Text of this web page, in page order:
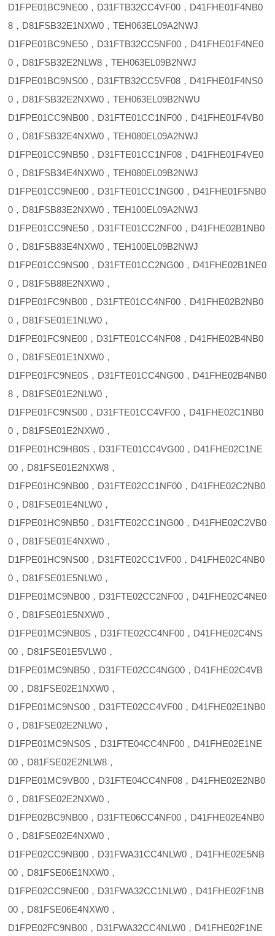
D1FPE01BC9NE00，D31FTB32CC4VF00，D41FHE01F4NB0
8，D81FSB32E1NXW0，TEH063EL09A2NWJ
D1FPE01BC9NE50，D31FTB32CC5NF00，D41FHE01F4NE0
0，D81FSB32E2NLW8，TEH063EL09B2NWJ
D1FPE01BC9NS00，D31FTB32CC5VF08，D41FHE01F4NS0
0，D81FSB32E2NXW0，TEH063EL09B2NWU
D1FPE01CC9NB00，D31FTE01CC1NF00，D41FHE01F4VB0
0，D81FSB32E4NXW0，TEH080EL09A2NWJ
D1FPE01CC9NB50，D31FTE01CC1NF08，D41FHE01F4VE0
0，D81FSB34E4NXW0，TEH080EL09B2NWJ
D1FPE01CC9NE00，D31FTE01CC1NG00，D41FHE01F5NB0
0，D81FSB83E2NXW0，TEH100EL09A2NWJ
D1FPE01CC9NE50，D31FTE01CC2NF00，D41FHE02B1NB0
0，D81FSB83E4NXW0，TEH100EL09B2NWJ
D1FPE01CC9NS00，D31FTE01CC2NG00，D41FHE02B1NE0
0，D81FSB88E2NXW0，
D1FPE01FC9NB00，D31FTE01CC4NF00，D41FHE02B2NB0
0，D81FSE01E1NLW0，
D1FPE01FC9NE00，D31FTE01CC4NF08，D41FHE02B4NB0
0，D81FSE01E1NXW0，
D1FPE01FC9NE0S，D31FTE01CC4NG00，D41FHE02B4NB0
8，D81FSE01E2NLW0，
D1FPE01FC9NS00，D31FTE01CC4VF00，D41FHE02C1NB0
0，D81FSE01E2NXW0，
D1FPE01HC9HB0S，D31FTE01CC4VG00，D41FHE02C1NE
00，D81FSE01E2NXW8，
D1FPE01HC9NB00，D31FTE02CC1NF00，D41FHE02C2NB0
0，D81FSE01E4NLW0，
D1FPE01HC9NB50，D31FTE02CC1NG00，D41FHE02C2VB0
0，D81FSE01E4NXW0，
D1FPE01HC9NS00，D31FTE02CC1VF00，D41FHE02C4NB0
0，D81FSE01E5NLW0，
D1FPE01MC9NB00，D31FTE02CC2NF00，D41FHE02C4NE0
0，D81FSE01E5NXW0，
D1FPE01MC9NB0S，D31FTE02CC4NF00，D41FHE02C4NS
00，D81FSE01E5VLW0，
D1FPE01MC9NB50，D31FTE02CC4NG00，D41FHE02C4VB
00，D81FSE02E1NXW0，
D1FPE01MC9NS00，D31FTE02CC4VF00，D41FHE02E1NB0
0，D81FSE02E2NLW0，
D1FPE01MC9NS0S，D31FTE04CC4NF00，D41FHE02E1NE
00，D81FSE02E2NLW8，
D1FPE01MC9VB00，D31FTE04CC4NF08，D41FHE02E2NB0
0，D81FSE02E2NXW0，
D1FPE02BC9NB00，D31FTE06CC4NF00，D41FHE02E4NB0
0，D81FSE02E4NXW0，
D1FPE02CC9NB00，D31FWA31CC4NLW0，D41FHE02E5NB
00，D81FSE06E1NXW0，
D1FPE02CC9NE00，D31FWA32CC1NLW0，D41FHE02F1NB
00，D81FSE06E4NXW0，
D1FPE02FC9NB00，D31FWA32CC4NLW0，D41FHE02F1NE